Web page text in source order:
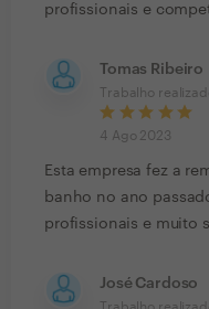
profissionais e
Tomas Ribeiro
Trabalho
4 Ago 2023
Esta empresa fez a
banho no ano
profissionais e muito
José Cardoso